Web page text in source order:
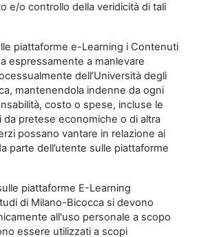
e/o controllo della veridicità di tali
piattaforme e-Learning i Contenuti
espressamente a manlevare
dell’Università degli
mantenendola indenne da ogni
costo o spese, incluse le
da pretese economiche o di altra
possano vantare in relazione ai
parte dell’utente sulle piattaforme
piattaforme E-Learning
di Milano-Bicocca si devono
all'uso personale a scopo
essere utilizzati a scopi